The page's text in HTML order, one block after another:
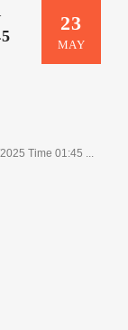
23
MAY
Time 01:45 ...